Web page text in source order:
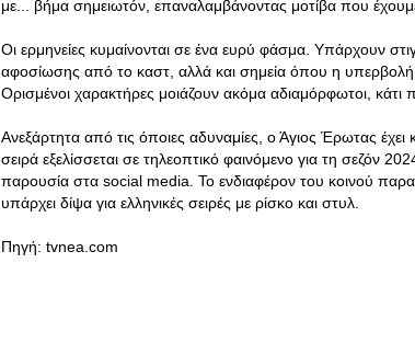
με... βήμα σημειωτόν, επαναλαμβάνοντας μοτίβα που έχουμε
Οι ερμηνείες κυμαίνονται σε ένα ευρύ φάσμα. Υπάρχουν
αφοσίωσης από το καστ, αλλά και σημεία όπου η υπερβολή
Ορισμένοι χαρακτήρες μοιάζουν ακόμα αδιαμόρφωτοι, κάτι
Ανεξάρτητα από τις όποιες αδυναμίες, ο Άγιος Έρωτας έχει
σειρά εξελίσσεται σε τηλεοπτικό φαινόμενο για τη σεζόν
παρουσία στα social media. Το ενδιαφέρον του κοινού
υπάρχει δίψα για ελληνικές σειρές με ρίσκο και στυλ.
Πηγή: tvnea.com